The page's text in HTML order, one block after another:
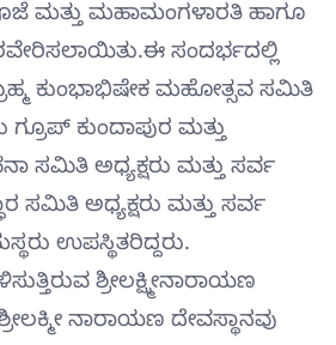
ಮತ್ತು ಮಹಾಮಂಗಳಾರತಿ ಹಾಗೂ
ಸಂದರ್ಭದಲ್ಲಿ
ಕುಂಭಾಭಿಷೇಕ ಮಹೋತ್ಸವ ಸಮಿತಿ
ಗ್ರೂಪ್ ಕುಂದಾಪುರ ಮತ್ತು
ಸಮಿತಿ ಅಧ್ಯಕ್ಷರು ಮತ್ತು ಸರ್ವ
ಸಮಿತಿ ಅಧ್ಯಕ್ಷರು ಮತ್ತು ಸರ್ವ
ಉಪಸ್ಥಿತರಿದ್ದರು.
ಶ್ರೀಲಕ್ಷ್ಮೀನಾರಾಯಣ
ನಾರಾಯಣ ದೇವಸ್ಥಾನವು